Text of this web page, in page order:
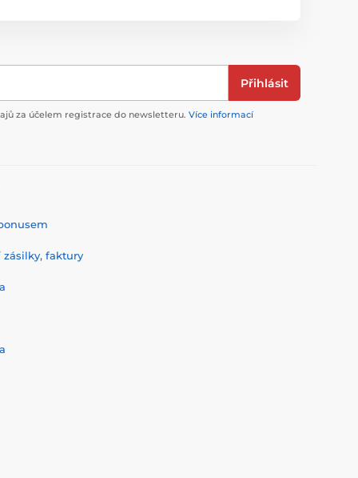
Přihlásit
za účelem registrace do newsletteru. Více informací
zásilky, faktury